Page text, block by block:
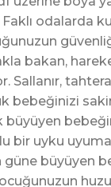
Faklı odalarda
bakan,
Sallanır,
bebeğinizi
büyüyen
bir uyku
büyüyen